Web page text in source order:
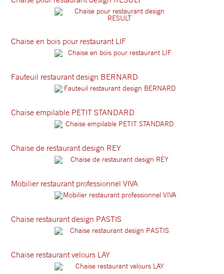
Chaise en bois pour restaurant LIF
Fauteuil restaurant design BERNARD
Chaise empilable PETIT STANDARD
Chaise de restaurant design REY
Mobilier restaurant professionnel VIVA
Chaise restaurant design PASTIS
Chaise restaurant velours LAY